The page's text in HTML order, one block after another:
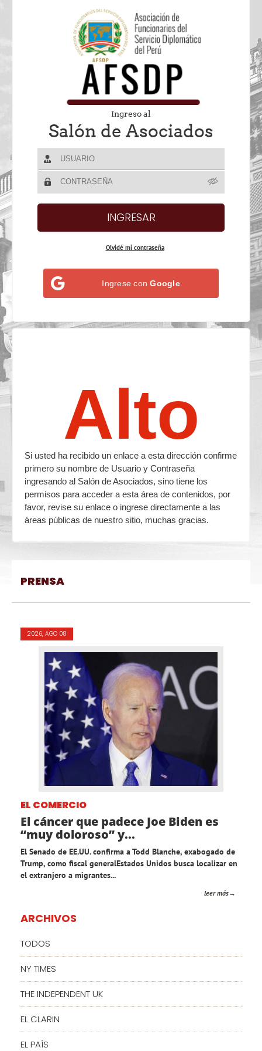
Ingreso al
Salón de Asociados
Olvidé mi contraseña
Ingrese conGoogle
Alto
Si usted ha recibido un enlace a esta dirección confirme
primero su nombre de Usuario y Contraseña
ingresando al Salón de Asociados, sino tiene los
permisos para acceder a esta área de contenidos, por
favor, revise su enlace o ingrese directamente a las
áreas públicas de nuestro sitio, muchas gracias.
PRENSA
2026, AGO 08
EL COMERCIO
El cáncer que padece Joe Biden es
“muy doloroso” y...
El Senado de EE.UU. confirma a Todd Blanche, exabogado de
Trump, como fiscal generalEstados Unidos busca localizar en
el extranjero a migrantes...
leer más
ARCHIVOS
TODOS
NY TIMES
THE INDEPENDENT UK
EL CLARIN
EL PAÍS